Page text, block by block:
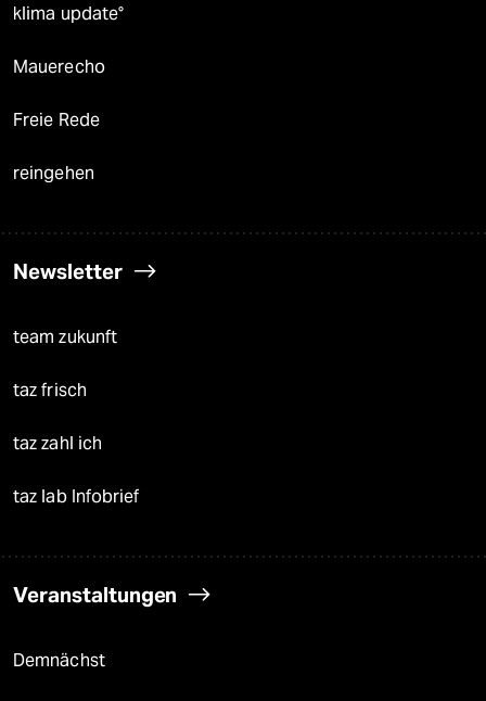
klima update°
Mauerecho
Freie Rede
reingehen
Newsletter
team zukunft
taz frisch
taz zahl ich
taz lab Infobrief
Veranstaltungen
Demnächst